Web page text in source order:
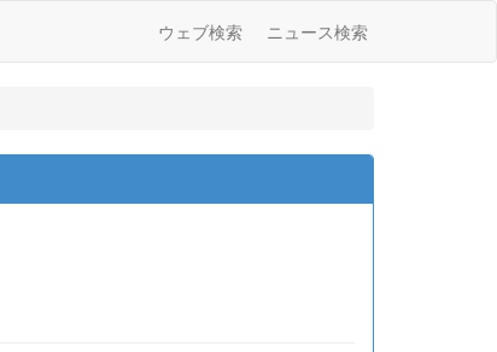
ウェブ検索 ニュース検索